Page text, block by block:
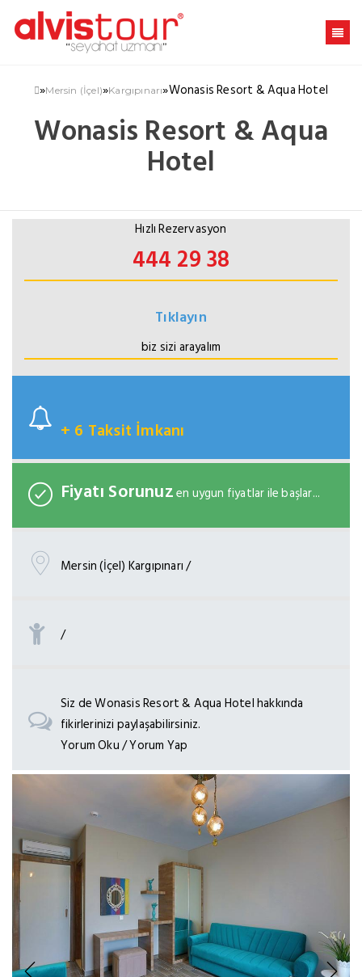
»Mersin (İçel)»Kargıpınarı»Wonasis Resort & Aqua Hotel
Wonasis Resort & Aqua
Hotel
Hızlı Rezervasyon
444 29 38
Tıklayın
biz sizi arayalım
+ 6 Taksit İmkanı
Fiyatı Sorunuzen uygun fiyatlar ile başlar...
Mersin (İçel) Kargıpınarı /
/
Siz de Wonasis Resort & Aqua Hotel hakkında
fikirlerinizi paylaşabilirsiniz.
Yorum Oku / Yorum Yap